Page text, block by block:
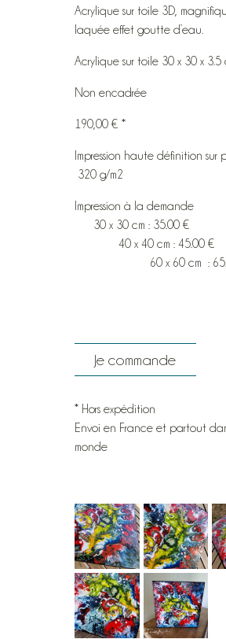
Acrylique sur toile 3D,
laquée effet goutte d’eau.
Acrylique sur toile 30 x 30 x 3.5
Non encadrée
190,00 € *
Impression haute définition sur
320 g/m2
Impression à la
30 x 30 cm :
40 x 40 cm :
60 x 60 cm :
Je commande
* Hors expédition
Envoi en France et partout
monde